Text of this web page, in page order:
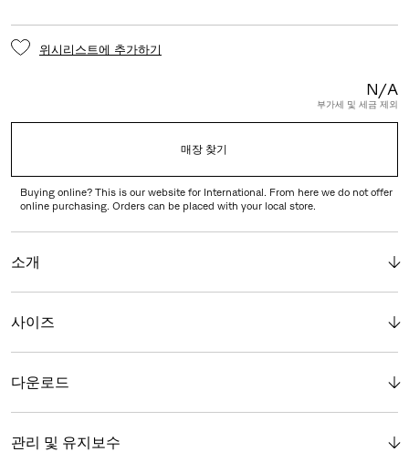
위시리스트에 추가하기
N/A
부가세 및 세금 제외
매장 찾기
Buying online? This is our website for International. From here we do not offer
online purchasing. Orders can be placed with your local store.
소개
사이즈
다운로드
관리 및 유지보수